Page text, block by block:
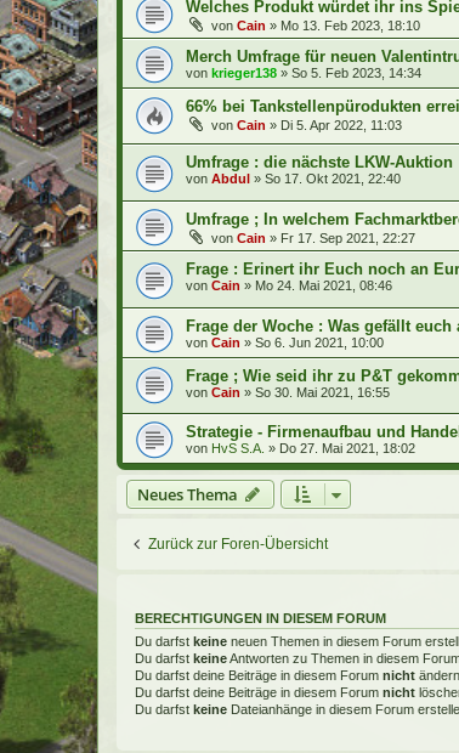
​Welches Produkt würdet ihr ins
von Cain » Mo 13. Feb 2023, 18:10
Merch Umfrage für neuen
von krieger138 » So 5. Feb 2023, 14:34
66% bei Tankstellenpürodukten
von Cain » Di 5. Apr 2022, 11:03
Umfrage : die nächste LKW-Auktion
von Abdul » So 17. Okt 2021, 22:40
Umfrage ; In welchem
von Cain » Fr 17. Sep 2021, 22:27
Frage : Erinert ihr Euch noch an
von Cain » Mo 24. Mai 2021, 08:46
Frage der Woche : Was gefällt euch
von Cain » So 6. Jun 2021, 10:00
Frage ; Wie seid ihr zu P&T
von Cain » So 30. Mai 2021, 16:55
Strategie - Firmenaufbau und
von HvS S.A. » Do 27. Mai 2021, 18:02
Neues Thema
Zurück zur Foren-Übersicht
BERECHTIGUNGEN IN DIESEM FORUM
Du darfst keine neuen Themen in diesem Forum
Du darfst keineAntworten zu Themen in diesem
Du darfst deine Beiträge in diesem Forum nicht ändern.
Du darfst deine Beiträge in diesem Forum nicht
Du darfst keine Dateianhänge in diesem Forum